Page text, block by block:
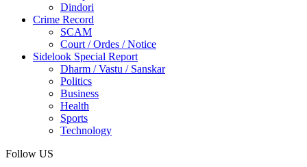
Dindori
Crime Record
SCAM
Court / Ordes / Notice
Sidelook Special Report
Dharm / Vastu / Sanskar
Politics
Business
Health
Sports
Technology
Follow US